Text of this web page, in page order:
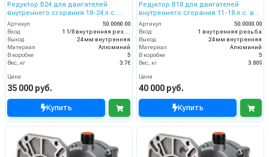
Редуктор B24 для двигателей
внутреннего сгорания 18-24 л.с..
вал дв. 28,6 мм - 11/8 насос 24
Артикул
50.0060.00
Вход
1 1/8 внутренняя резьба
Выход
24 мм внутренняя
Материал
Алюминий
В коробке
5
Вес, кг
3.76
Цена
35 000 руб.
Купить
Редуктор B18 для двигателей
внутреннего сгорания 11-18 л.с. вал
дв. 25 мм - 0,984 насос 24
Артикул
50.0000.00
Вход
1 внутренняя резьба
Выход
24 мм внутренняя
Материал
Алюминий
В коробке
5
Вес, кг
3.809
Цена
40 000 руб.
Купить